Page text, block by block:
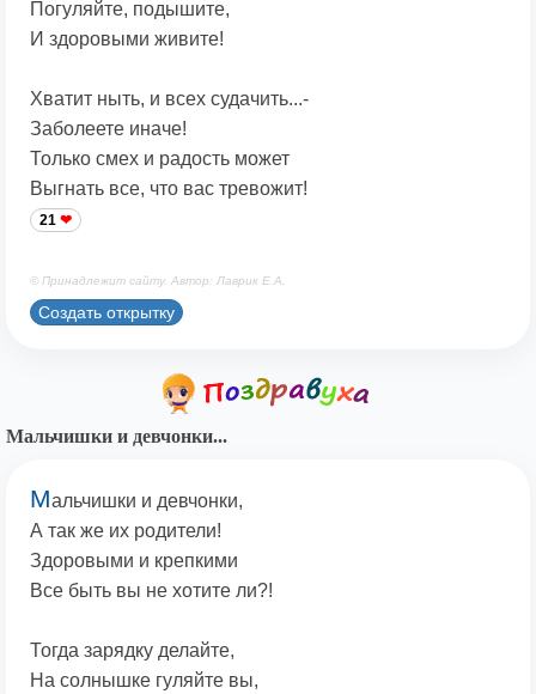
Погуляйте, подышите,
И здоровыми живите!
Хватит ныть, и всех судачить...-
Заболеете иначе!
Только смех и радость может
Выгнать все, что вас тревожит!
21
© Принадлежит сайту. Автор: Лаврик Е.А.
Создать открытку
Мальчишки и девчонки...
Мальчишки и девчонки,
А так же их родители!
Здоровыми и крепкими
Все быть вы не хотите ли?!
Тогда зарядку делайте,
На солнышке гуляйте вы,